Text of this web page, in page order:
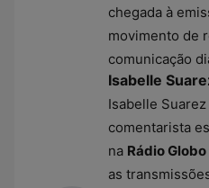
chegada à
movimento de
comunicação
Isabelle
Isabelle
comentarista
na Rádio Globo
as